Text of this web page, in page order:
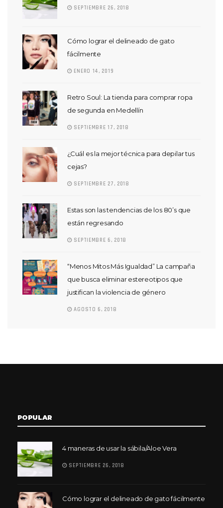
SEPTIEMBRE 26, 2018
Cómo lograr el delineado de gato
fácilmente
ENERO 14, 2019
Retro Soul: La tienda para comprar ropa
de segunda en Medellín
SEPTIEMBRE 17, 2018
¿Cuál es la mejor técnica para depilar tus
cejas?
SEPTIEMBRE 27, 2018
Estas son las tendencias de los 80’s que
están regresando
SEPTIEMBRE 6, 2018
“Menos Mitos Más Igualdad” La campaña
que busca eliminar estereotipos que
justifican la violencia de género
AGOSTO 6, 2018
POPULAR
4 maneras de usar la sábila/Aloe Vera
SEPTIEMBRE 26, 2018
Cómo lograr el delineado de gato fácilmente